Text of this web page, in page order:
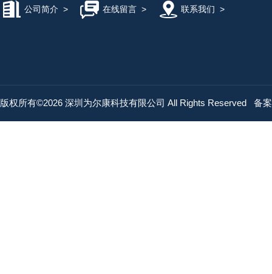
公司简介 > 在线留言> 联系我们 >
版权所有©2026 深圳为尔康科技有限公司 All Rights Reserved 备